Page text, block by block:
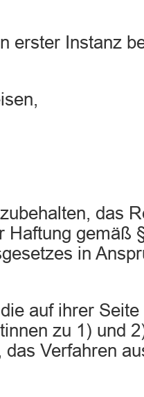
erster Instanz
das
Haftung gemäß
in
auf ihrer
zu 1) und
das Verfahren